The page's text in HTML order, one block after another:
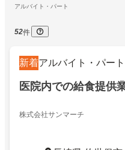
アルバイト・パート
52件
新着アルバイト・パート
医院内での給食提供
株式会社サンマーチ